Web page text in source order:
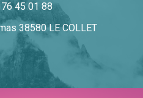
45 01 88
38580 LE COLLET